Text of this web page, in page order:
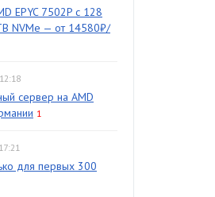
EPYC 7502P с 128
NVMe — от 14580₽/
сервер на AMD
1
для первых 300